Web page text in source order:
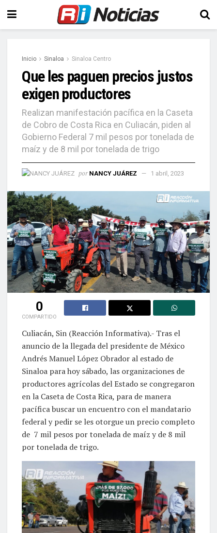
Inicio Sinaloa Sinaloa Centro
Que les paguen precios justos
exigen productores
Realizan manifestación pacífica en la Caseta
de Cobro de Costa Rica en Culiacán, piden al
Gobierno Federal 7 mil pesos por tonelada de
maíz y de 8 mil por tonelada de trigo
por NANCY JUÁREZ 1 abril, 2023
0
COMPARTIDO
Culiacán, Sin (Reacción Informativa).- Tras el
anuncio de la llegada del presidente de México
Andrés Manuel López Obrador al estado de
Sinaloa para hoy sábado, las organizaciones de
productores agrícolas del Estado se congregaron
en la Caseta de Costa Rica, para de manera
pacífica buscar un encuentro con el mandatario
federal y pedir se les otorgue un precio completo
de 7 mil pesos por tonelada de maíz y de 8 mil
por tonelada de trigo.